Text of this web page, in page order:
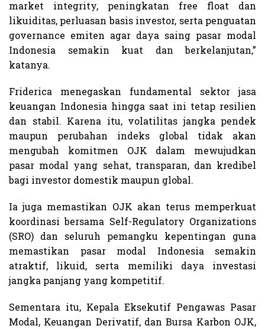
market integrity, peningkatan free float dan
likuiditas, perluasan basis investor, serta penguatan
governance emiten agar daya saing pasar modal
Indonesia semakin kuat dan berkelanjutan,”
katanya.
Friderica menegaskan fundamental sektor jasa
keuangan Indonesia hingga saat ini tetap resilien
dan stabil. Karena itu, volatilitas jangka pendek
maupun perubahan indeks global tidak akan
mengubah komitmen OJK dalam mewujudkan
pasar modal yang sehat, transparan, dan kredibel
bagi investor domestik maupun global.
Ia juga memastikan OJK akan terus memperkuat
koordinasi bersama Self-Regulatory Organizations
(SRO) dan seluruh pemangku kepentingan guna
memastikan pasar modal Indonesia semakin
atraktif, likuid, serta memiliki daya investasi
jangka panjang yang kompetitif.
Sementara itu, Kepala Eksekutif Pengawas Pasar
Modal, Keuangan Derivatif, dan Bursa Karbon OJK,